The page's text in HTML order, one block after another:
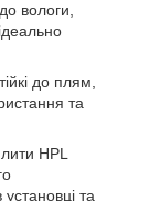
вологи,
до плям,
та
HPL
та